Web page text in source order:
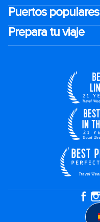
Puertos populares
Prepara tu viaje